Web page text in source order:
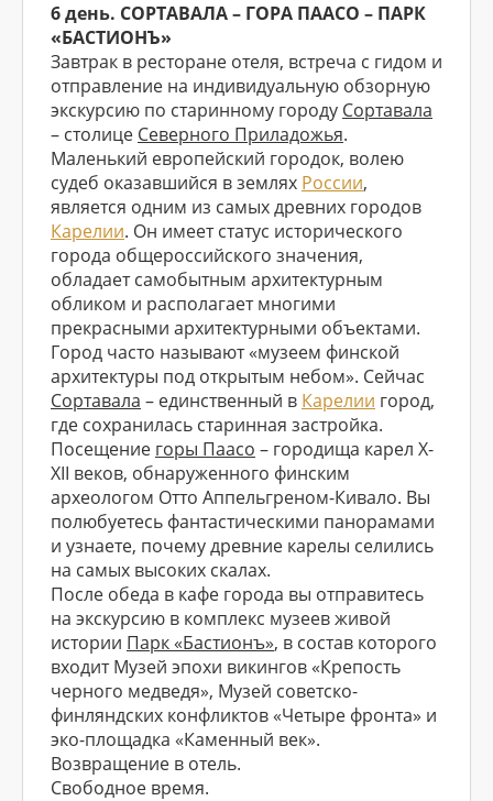
6 день. СОРТАВАЛА – ГОРА ПААСО – ПАРК
«БАСТИОНЪ»
Завтрак в ресторане отеля, встреча с гидом и
отправление на индивидуальную обзорную
экскурсию по старинному городу Сортавала
– столице Северного Приладожья.
Маленький европейский городок, волею
судеб оказавшийся в землях России,
является одним из самых древних городов
Карелии. Он имеет статус исторического
города общероссийского значения,
обладает самобытным архитектурным
обликом и располагает многими
прекрасными архитектурными объектами.
Город часто называют «музеем финской
архитектуры под открытым небом». Сейчас
Сортавала – единственный в Карелии город,
где сохранилась старинная застройка.
Посещение горы Паасо – городища карел X-
XII веков, обнаруженного финским
археологом Отто Аппельгреном-Кивало. Вы
полюбуетесь фантастическими панорамами
и узнаете, почему древние карелы селились
на самых высоких скалах.
После обеда в кафе города вы отправитесь
на экскурсию в комплекс музеев живой
истории Парк «Бастионъ», в состав которого
входит Музей эпохи викингов «Крепость
черного медведя», Музей советско-
финляндских конфликтов «Четыре фронта» и
эко-площадка «Каменный век».
Возвращение в отель.
Свободное время.